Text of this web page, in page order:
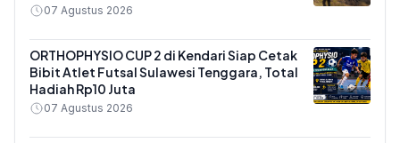
07 Agustus 2026
ORTHOPHYSIO CUP 2 di Kendari Siap Cetak
Bibit Atlet Futsal Sulawesi Tenggara, Total
Hadiah Rp10 Juta
07 Agustus 2026